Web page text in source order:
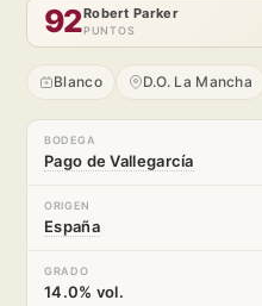
92Robert Parker
PUNTOS
Blanco D.O. La Mancha
BODEGA
Pago de Vallegarcía
ORIGEN
España
GRADO
14.0% vol.